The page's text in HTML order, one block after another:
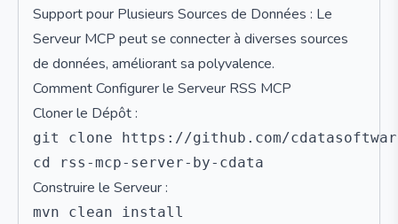
Support pour Plusieurs Sources de Données : Le
Serveur MCP peut se connecter à diverses sources
de données, améliorant sa polyvalence.
Comment Configurer le Serveur RSS MCP
Cloner le Dépôt :
git clone https://github.com/
Construire le Serveur :